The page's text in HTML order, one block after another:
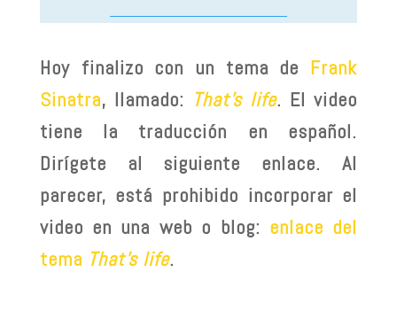
Hoy finalizo con un tema de Frank
Sinatra, llamado: That’s life. El video
tiene la traducción en español.
Dirígete al siguiente enlace. Al
parecer, está prohibido incorporar el
video en una web o blog: enlace del
tema That’s life.